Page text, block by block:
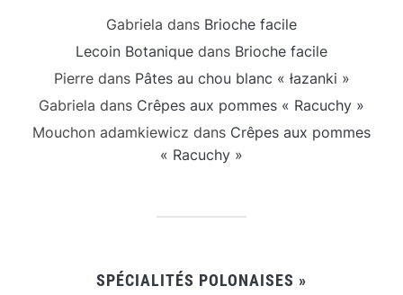
Gabriela dans Brioche facile
Lecoin Botanique dans Brioche facile
Pierredans Pâtes au chou blanc « łazanki »
Gabriela dans Crêpes aux pommes « Racuchy »
Mouchon adamkiewicz dans Crêpes aux pommes
« Racuchy »
SPÉCIALITÉS POLONAISES »